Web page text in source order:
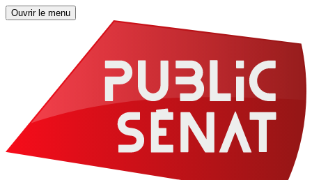
Ouvrir le menu